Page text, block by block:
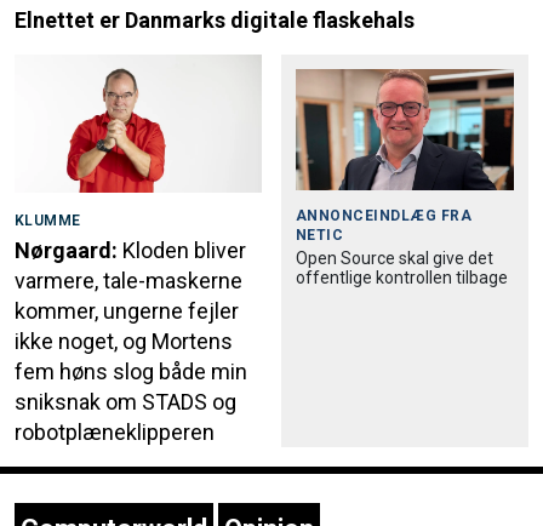
Elnettet er Danmarks digitale flaskehals
KLUMME
Nørgaard: Kloden bliver
varmere, tale-maskerne
kommer, ungerne fejler
ikke noget, og Mortens
fem høns slog både min
sniksnak om STADS og
robotplæneklipperen
ANNONCEINDLÆG FRA
NETIC
Open Source skal give det
offentlige kontrollen tilbage